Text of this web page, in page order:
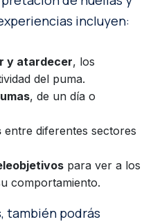
incluyen:
y atardecer, los
del puma.
, de un día o
entre diferentes sectores
para ver a los
comportamiento.
también podrás